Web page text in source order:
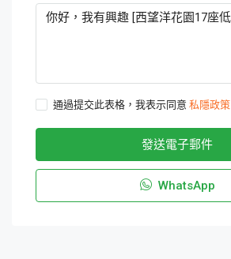
通過提交此表格，我表示同意 私隱政策
發送電子郵件
WhatsApp